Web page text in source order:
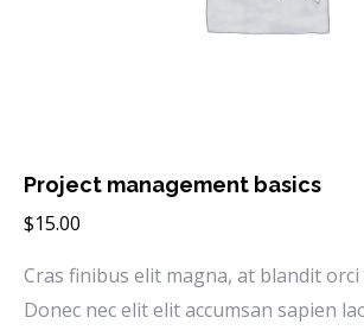
Project management basics
$15.00
Cras finibus elit magna, at blandit orci
Donec nec elit elit accumsan sapien